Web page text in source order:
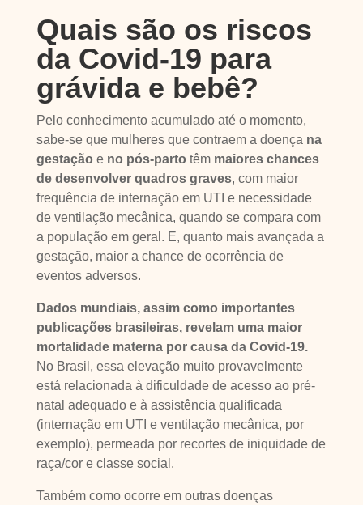
Quais são os riscos
da Covid-19 para
grávida e bebê?
Pelo conhecimento acumulado até o momento,
sabe-se que mulheres que contraem a doença na
gestação e no pós-parto têm maiores chances
de desenvolver quadros graves, com maior
frequência de internação em UTI e necessidade
de ventilação mecânica, quando se compara com
a população em geral. E, quanto mais avançada a
gestação, maior a chance de ocorrência de
eventos adversos.
Dados mundiais, assim como importantes
publicações brasileiras, revelam uma maior
mortalidade materna por causa da Covid-19.
No Brasil, essa elevação muito provavelmente
está relacionada à dificuldade de acesso ao pré-
natal adequado e à assistência qualificada
(internação em UTI e ventilação mecânica, por
exemplo), permeada por recortes de iniquidade de
raça/cor e classe social.
Também como ocorre em outras doenças